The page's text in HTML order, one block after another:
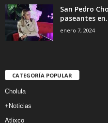
San Pedro
paseantes
enero 7, 2024
CATEGORÍA POPULAR
Cholula
+Noticias
Atlixco